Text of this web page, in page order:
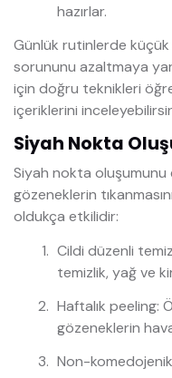
hazırlar.
Günlük rutinlerde
sorununu azaltmaya
için doğru teknikleri
içeriklerini
Siyah Nokta
Siyah nokta
gözeneklerin
oldukça etkilidir:
Cildi düzenli
temizlik, yağ ve
Haftalık peeling:
gözeneklerin
Non-